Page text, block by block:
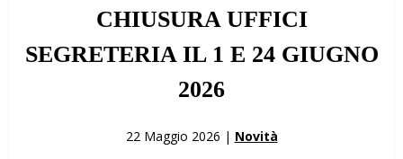
CHIUSURA UFFICI
SEGRETERIA IL 1 E 24 GIUGNO
2026
22 Maggio 2026 | Novità